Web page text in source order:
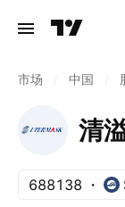
市场 中国
清
688138